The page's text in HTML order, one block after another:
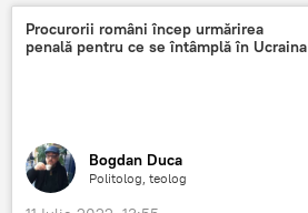
Rusofobie
Procurorii români încep urmărirea
penală pentru ce se întâmplă în Ucraina
Bogdan Duca
Politolog, teolog